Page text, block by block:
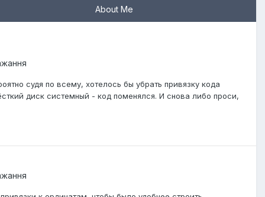
About Me
судя по всему, хотелось бы убрать привязку кода
диск системный - код поменялся. И снова либо проси,